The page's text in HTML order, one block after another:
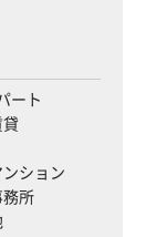
ート
ション
務所